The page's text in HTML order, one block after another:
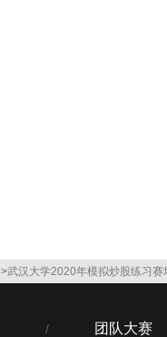
>武汉大学2020年模拟炒股练习赛
/ 团队大赛